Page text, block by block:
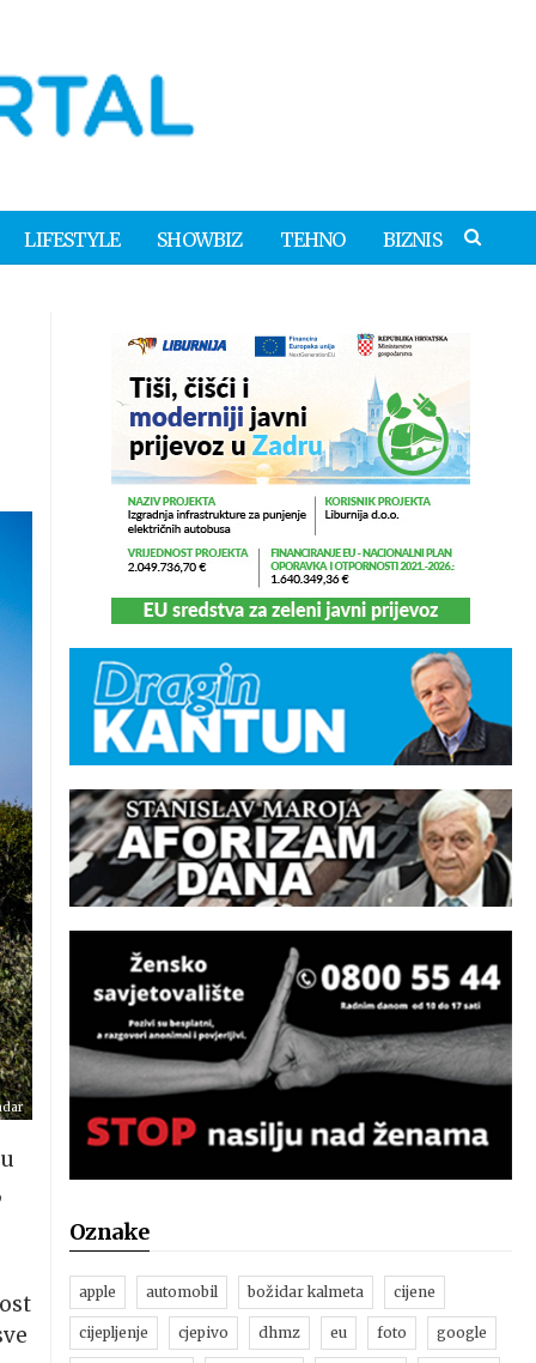
LIFESTYLE SHOWBIZ TEHNO BIZNIS
Oznake
apple automobil božidar kalmeta cijene
cijepljenje cjepivo dhmz eu foto google